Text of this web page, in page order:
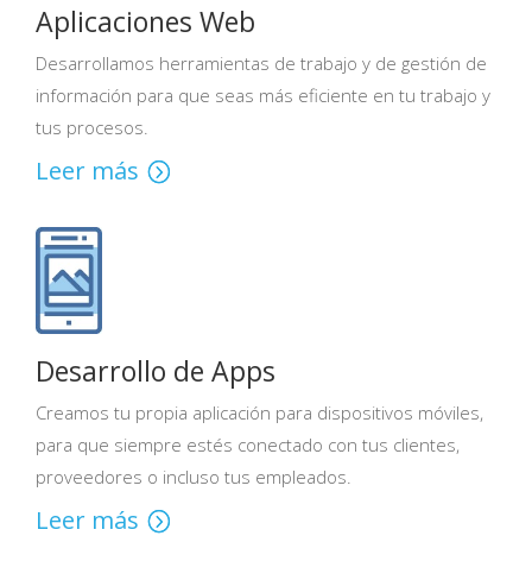
Aplicaciones Web
Desarrollamos herramientas de trabajo y de gestión de
información para que seas más eficiente en tu trabajo y
tus procesos.
Leer más
Desarrollo de Apps
Creamos tu propia aplicación para dispositivos móviles,
para que siempre estés conectado con tus clientes,
proveedores o incluso tus empleados.
Leer más